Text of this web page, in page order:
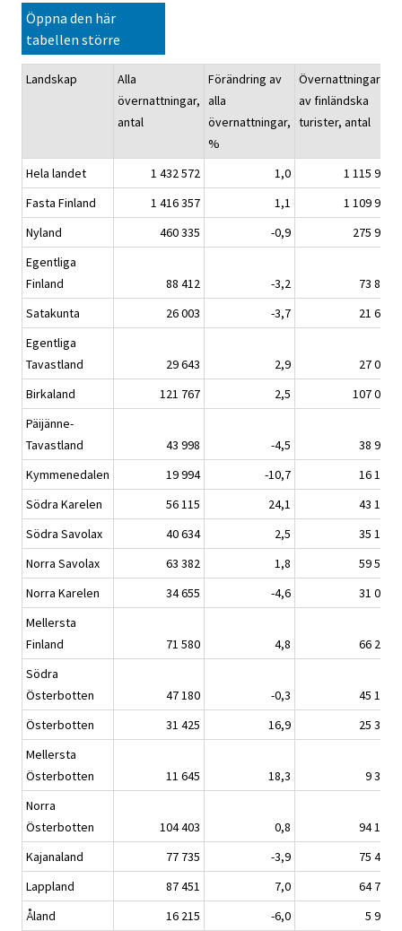
Öppna den här
tabellen större
Landskap
Alla
övernattningar,
antal
Förändring av
alla
övernattningar,
%
Övernattningarna
av finländska
turister, antal
Hela landet
1 432 572 1,0
1 115 923
Fasta Finland
1 416 357 1,1
1 109 954
Nyland
460 335 -0,9
275 930
Egentliga
Finland
88 412 -3,2
73 893
Satakunta
26 003 -3,7
21 683
Egentliga
Tavastland
29 643 2,9
27 053
Birkaland
121 767 2,5
107 043
Päijänne-
Tavastland
43 998 -4,5
38 988
Kymmenedalen
19 994 -10,7
16 144
Södra Karelen
56 115 24,1
43 141
Södra Savolax
40 634 2,5
35 158
Norra Savolax
63 382 1,8
59 578
Norra Karelen
34 655 -4,6
31 031
Mellersta
Finland
71 580 4,8
66 244
Södra
Österbotten
47 180 -0,3
45 186
Österbotten
31 425 16,9
25 349
Mellersta
Österbotten
11 645 18,3
9 308
Norra
Österbotten
104 403 0,8
94 101
Kajanaland
77 735 -3,9
75 400
Lappland
87 451 7,0
64 724
Åland
16 215 -6,0 5 969